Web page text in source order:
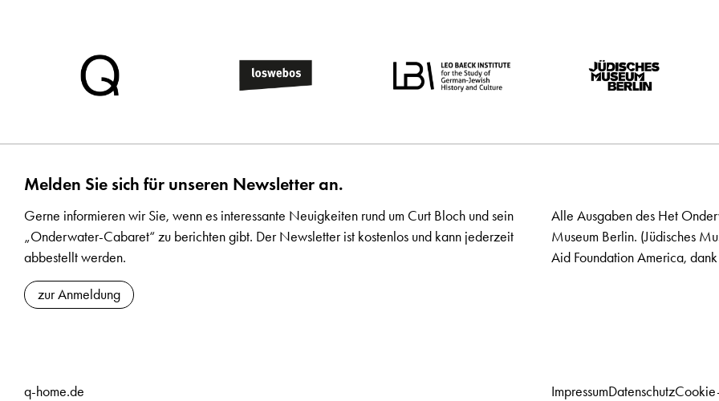
Melden Sie sich für unseren Newsletter an.
Gerne informieren wir Sie, wenn es interessante Neuigkeiten rund um Curt Bloch und sein
„Onderwater-Cabaret“ zu berichten gibt. Der Newsletter ist kostenlos und kann jederzeit
abbestellt werden.
zur Anmeldung
Alle Ausgaben des Het
Museum Berlin. (Jüdisches
Aid Foundation America,
q-home.de ImpressumDatenschutz